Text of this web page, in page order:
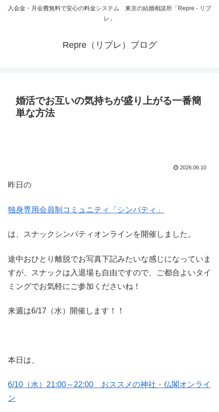
入会金・月会費無料で安心の料金システム 東京の結婚相談所「Repre - リプ
レ」
Repre（リプレ）ブログ
婚活でお互いの気持ちが盛り上がる一番簡
単な方法
2026.06.10
昨日の
独身専用会員制コミュニティ「シンパティ」
は、スナックシンパティオンラインを開催しました。
途中おひとり離脱でお写真下記みたいな感じになっていま
すが、スナックは入退場も自由ですので、ご都合よいタイ
ミングでお気軽にご参加くださいね！
来週は6/17（水）開催します！！
本日は、
6/10（水）21:00～22:00 おススメの神社・仏閣オンライ
ン